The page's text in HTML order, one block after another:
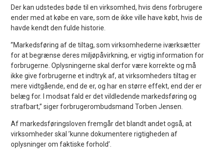
Der kan udstedes bøde til en virksomhed, hvis dens forbrugere
ender med at købe en vare, som de ikke ville have købt, hvis de
havde kendt den fulde historie.
”Markedsføring af de tiltag, som virksomhederne iværksætter
for at begrænse deres miljøpåvirkning, er vigtig information for
forbrugerne. Oplysningerne skal derfor være korrekte og må
ikke give forbrugerne et indtryk af, at virksomheders tiltag er
mere vidtgående, end de er, og har en større effekt, end der er
belæg for. I modsat fald er det vildledende markedsføring og
strafbart,” siger forbrugerombudsmand Torben Jensen.
Af markedsføringsloven fremgår det blandt andet også, at
virksomheder skal ’kunne dokumentere rigtigheden af
oplysninger om faktiske forhold’.